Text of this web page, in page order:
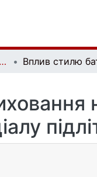
Дисертації | Dissertations